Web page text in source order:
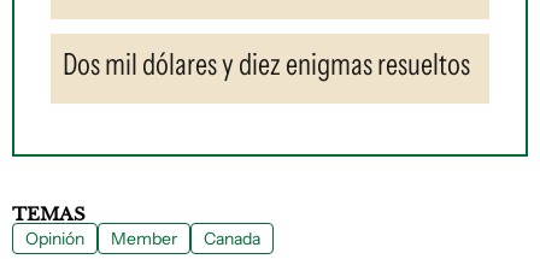
Dos mil dólares y diez enigmas resueltos
TEMAS
Opinión Member Canada